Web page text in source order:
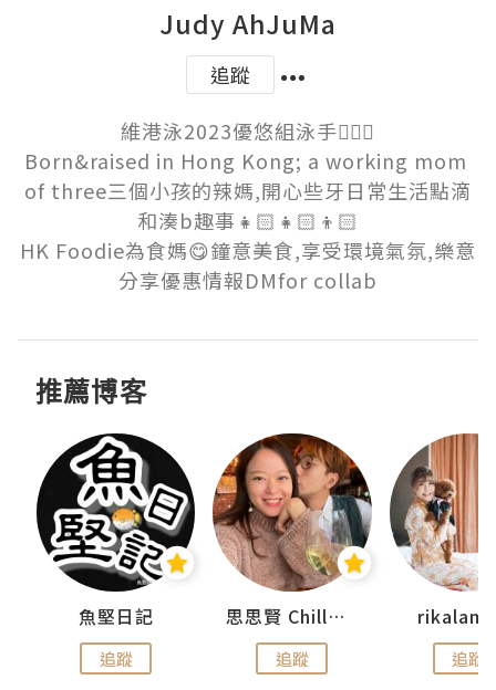
Judy AhJuMa
追蹤
維港泳2023優悠組泳手🏊🏻‍♀️
Born&raised in Hong Kong; a working mom
of three三個小孩的辣媽,開心些牙日常生活點滴
和湊b趣事👧🏻👧🏻👦🏻
HK Foodie為食媽😋鐘意美食,享受環境氣氛,樂意
分享優惠情報DMfor collab
推薦博客
魚堅日記
追蹤
思思賢 ChillMyBabe
追蹤 追蹤